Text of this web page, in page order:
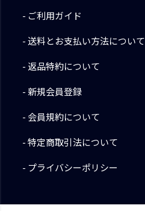
ご利用ガイド
送料とお支払い方法について
返品特約について
新規会員登録
会員規約について
特定商取引法について
プライバシーポリシー